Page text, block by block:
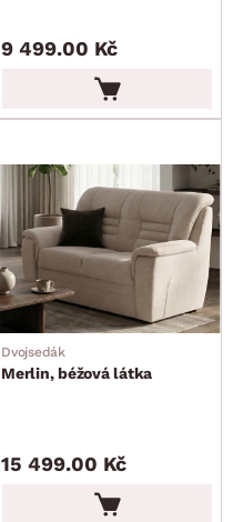
9 499.00 Kč
Dvojsedák
Merlin, béžová látka
15 499.00 Kč